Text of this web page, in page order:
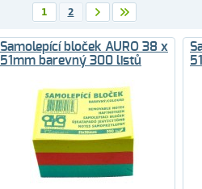
1 2
Samolepící bloček AURO 38 x
51mm barevný 300 listů